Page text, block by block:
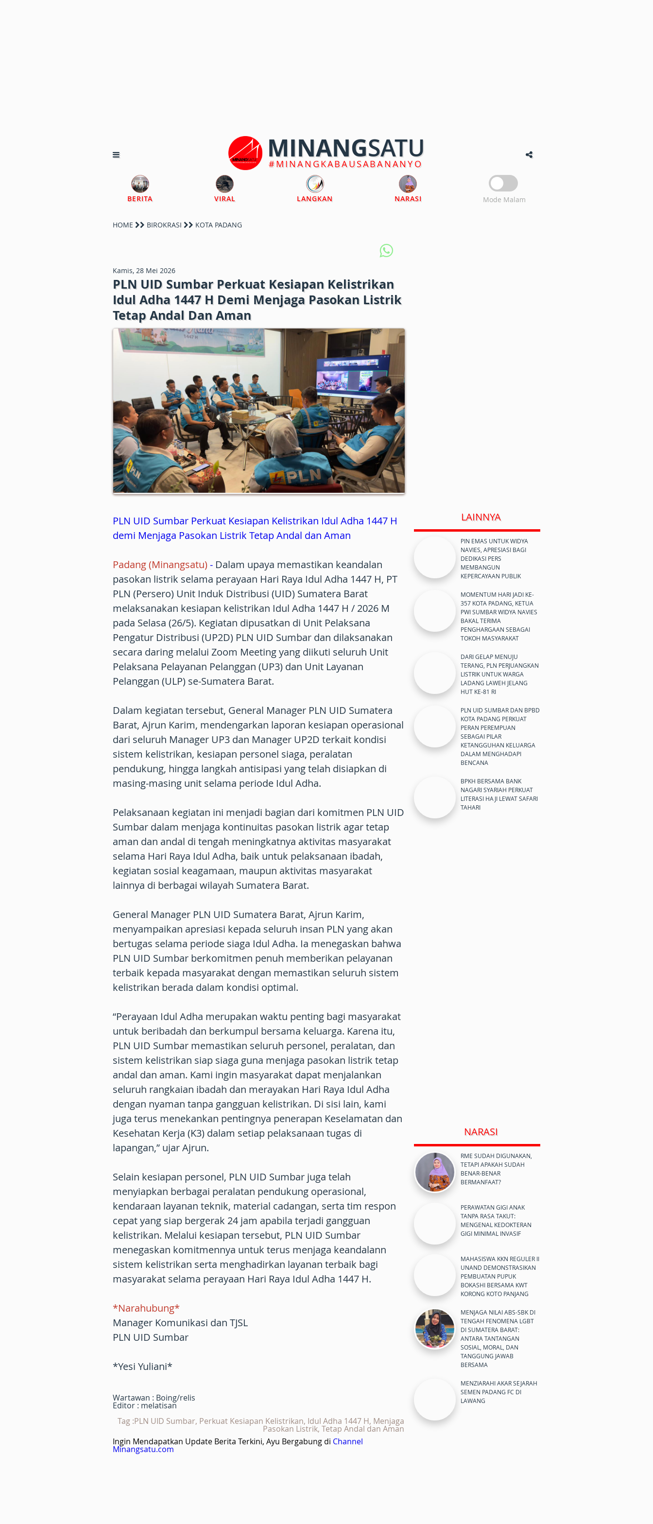
MINANGSATU
#MINANGKABAUSABANANYO
BERITA VIRAL LANGKAN NARASI Mode Malam
HOME BIROKRASI KOTA PADANG
Kamis, 28 Mei 2026
PLN UID Sumbar Perkuat Kesiapan Kelistrikan
Idul Adha 1447 H Demi Menjaga Pasokan Listrik
Tetap Andal Dan Aman
PLN UID Sumbar Perkuat Kesiapan Kelistrikan Idul Adha 1447 H
demi Menjaga Pasokan Listrik Tetap Andal dan Aman
Padang (Minangsatu) - Dalam upaya memastikan keandalan
pasokan listrik selama perayaan Hari Raya Idul Adha 1447 H, PT
PLN (Persero) Unit Induk Distribusi (UID) Sumatera Barat
melaksanakan kesiapan kelistrikan Idul Adha 1447 H / 2026 M
pada Selasa (26/5). Kegiatan dipusatkan di Unit Pelaksana
Pengatur Distribusi (UP2D) PLN UID Sumbar dan dilaksanakan
secara daring melalui Zoom Meeting yang diikuti seluruh Unit
Pelaksana Pelayanan Pelanggan (UP3) dan Unit Layanan
Pelanggan (ULP) se-Sumatera Barat.
Dalam kegiatan tersebut, General Manager PLN UID Sumatera
Barat, Ajrun Karim, mendengarkan laporan kesiapan operasional
dari seluruh Manager UP3 dan Manager UP2D terkait kondisi
sistem kelistrikan, kesiapan personel siaga, peralatan
pendukung, hingga langkah antisipasi yang telah disiapkan di
masing-masing unit selama periode Idul Adha.
Pelaksanaan kegiatan ini menjadi bagian dari komitmen PLN UID
Sumbar dalam menjaga kontinuitas pasokan listrik agar tetap
aman dan andal di tengah meningkatnya aktivitas masyarakat
selama Hari Raya Idul Adha, baik untuk pelaksanaan ibadah,
kegiatan sosial keagamaan, maupun aktivitas masyarakat
lainnya di berbagai wilayah Sumatera Barat.
General Manager PLN UID Sumatera Barat, Ajrun Karim,
menyampaikan apresiasi kepada seluruh insan PLN yang akan
bertugas selama periode siaga Idul Adha. Ia menegaskan bahwa
PLN UID Sumbar berkomitmen penuh memberikan pelayanan
terbaik kepada masyarakat dengan memastikan seluruh sistem
kelistrikan berada dalam kondisi optimal.
“Perayaan Idul Adha merupakan waktu penting bagi masyarakat
untuk beribadah dan berkumpul bersama keluarga. Karena itu,
PLN UID Sumbar memastikan seluruh personel, peralatan, dan
sistem kelistrikan siap siaga guna menjaga pasokan listrik tetap
andal dan aman. Kami ingin masyarakat dapat menjalankan
seluruh rangkaian ibadah dan merayakan Hari Raya Idul Adha
dengan nyaman tanpa gangguan kelistrikan. Di sisi lain, kami
juga terus menekankan pentingnya penerapan Keselamatan dan
Kesehatan Kerja (K3) dalam setiap pelaksanaan tugas di
lapangan,” ujar Ajrun.
Selain kesiapan personel, PLN UID Sumbar juga telah
menyiapkan berbagai peralatan pendukung operasional,
kendaraan layanan teknik, material cadangan, serta tim respon
cepat yang siap bergerak 24 jam apabila terjadi gangguan
kelistrikan. Melalui kesiapan tersebut, PLN UID Sumbar
menegaskan komitmennya untuk terus menjaga keandalann
sistem kelistrikan serta menghadirkan layanan terbaik bagi
masyarakat selama perayaan Hari Raya Idul Adha 1447 H.
*Narahubung*
Manager Komunikasi dan TJSL
PLN UID Sumbar
*Yesi Yuliani*
Wartawan : Boing/relis
Editor : melatisan
Tag :PLN UID Sumbar, Perkuat Kesiapan Kelistrikan, Idul Adha 1447 H, Menjaga
Pasokan Listrik, Tetap Andal dan Aman
Ingin Mendapatkan Update Berita Terkini, Ayu Bergabung di Channel
Minangsatu.com
LAINNYA
PIN EMAS UNTUK WIDYA
NAVIES, APRESIASI BAGI
DEDIKASI PERS
MEMBANGUN
KEPERCAYAAN PUBLIK
MOMENTUM HARI JADI KE-
357 KOTA PADANG, KETUA
PWI SUMBAR WIDYA NAVIES
BAKAL TERIMA
PENGHARGAAN SEBAGAI
TOKOH MASYARAKAT
DARI GELAP MENUJU
TERANG, PLN PERJUANGKAN
LISTRIK UNTUK WARGA
LADANG LAWEH JELANG
HUT KE-81 RI
PLN UID SUMBAR DAN BPBD
KOTA PADANG PERKUAT
PERAN PEREMPUAN
SEBAGAI PILAR
KETANGGUHAN KELUARGA
DALAM MENGHADAPI
BENCANA
BPKH BERSAMA BANK
NAGARI SYARIAH PERKUAT
LITERASI HAJI LEWAT SAFARI
TAHARI
NARASI
RME SUDAH DIGUNAKAN,
TETAPI APAKAH SUDAH
BENAR-BENAR
BERMANFAAT?
PERAWATAN GIGI ANAK
TANPA RASA TAKUT:
MENGENAL KEDOKTERAN
GIGI MINIMAL INVASIF
MAHASISWA KKN REGULER II
UNAND DEMONSTRASIKAN
PEMBUATAN PUPUK
BOKASHI BERSAMA KWT
KORONG KOTO PANJANG
MENJAGA NILAI ABS-SBK DI
TENGAH FENOMENA LGBT
DI SUMATERA BARAT:
ANTARA TANTANGAN
SOSIAL, MORAL, DAN
TANGGUNG JAWAB
BERSAMA
MENZIARAHI AKAR SEJARAH
SEMEN PADANG FC DI
LAWANG